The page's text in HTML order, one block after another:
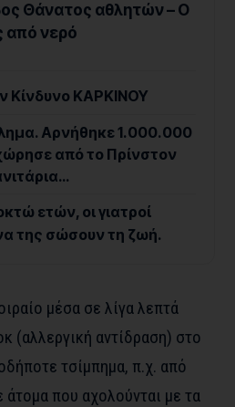
Θάνατος αθλητών – Ο
από νερό
Κίνδυνο ΚΑΡΚΙΝΟΥ
Αρνήθηκε 1.000.000
από το Πρίνστον
ετών, οι γιατροί
της σώσουν τη ζωή.
μέσα σε λίγα λεπτά
(αλλεργική αντίδραση) στο
τσίμπημα, π.χ. από
που αχολούνται με τα